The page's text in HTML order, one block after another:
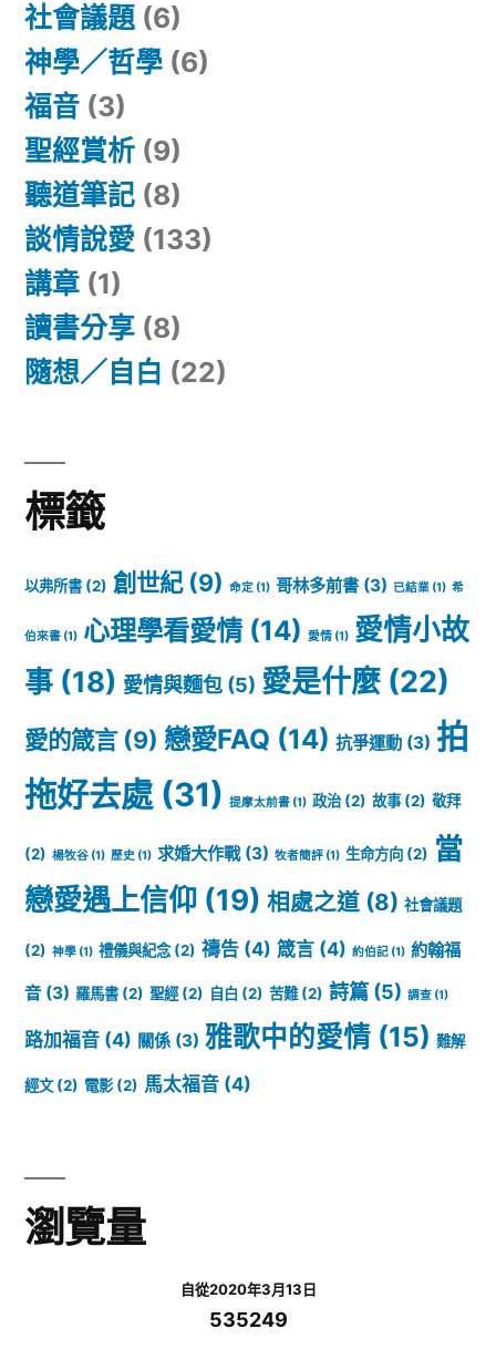
社會議題(6)
神學／哲學 (6)
福音 (3)
聖經賞析 (9)
聽道筆記 (8)
談情說愛 (133)
講章 (1)
讀書分享 (8)
隨想／自白 (22)
標籤
以弗所書(2) 創世紀(9) 命定 (1) 哥林多前書 (3) 已結業 (1) 希
伯來書 (1) 心理學看愛情(14) 愛情 (1) 愛情小故
事 (18) 愛情與麵包 (5) 愛是什麼 (22)
愛的箴言(9) 戀愛FAQ (14) 抗爭運動 (3) 拍
拖好去處(31) 提摩太前書 (1) 政治(2) 故事(2) 敬拜
(2) 楊牧谷 (1) 歷史 (1) 求婚大作戰(3) 牧者簡評 (1) 生命方向 (2) 當
戀愛遇上信仰 (19) 相處之道 (8) 社會議題
(2) 神學 (1) 禮儀與紀念(2) 禱告 (4) 箴言 (4) 約伯記 (1) 約翰福
音 (3) 羅馬書(2) 聖經(2) 自白 (2) 苦難(2) 詩篇 (5) 調查 (1)
路加福音 (4) 關係 (3) 雅歌中的愛情 (15) 難解
經文(2) 電影(2) 馬太福音 (4)
瀏覽量
自從2020年3月13日
535249